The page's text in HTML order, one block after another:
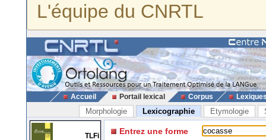
L'équipe du CNRTL
Accueil Portail lexical Corpus
Morphologie Lexicographie Etymologie
TLFi Entrez une forme